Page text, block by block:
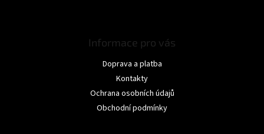
Informace pro vás
Doprava a platba
Kontakty
Ochrana osobních údajů
Obchodní podmínky